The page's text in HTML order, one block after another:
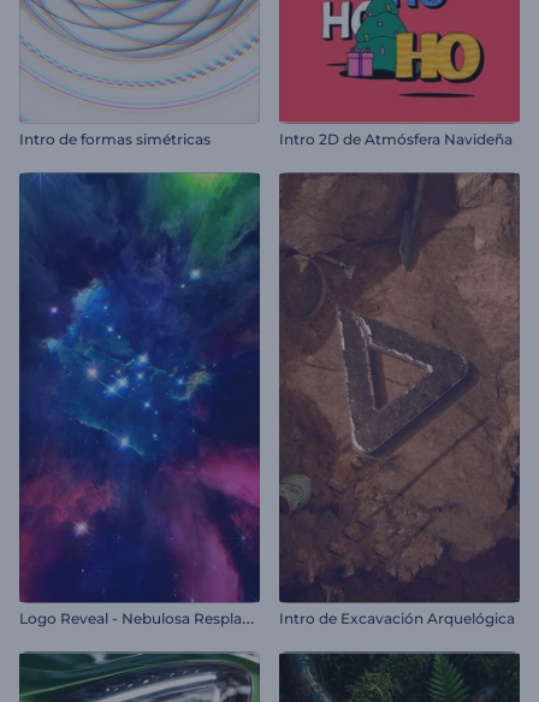
Intro de formas simétricas Intro 2D de Atmósfera Navideña
L
ogo Reveal - Nebulosa Resplandeciente Intro de Excavación Arquelógica